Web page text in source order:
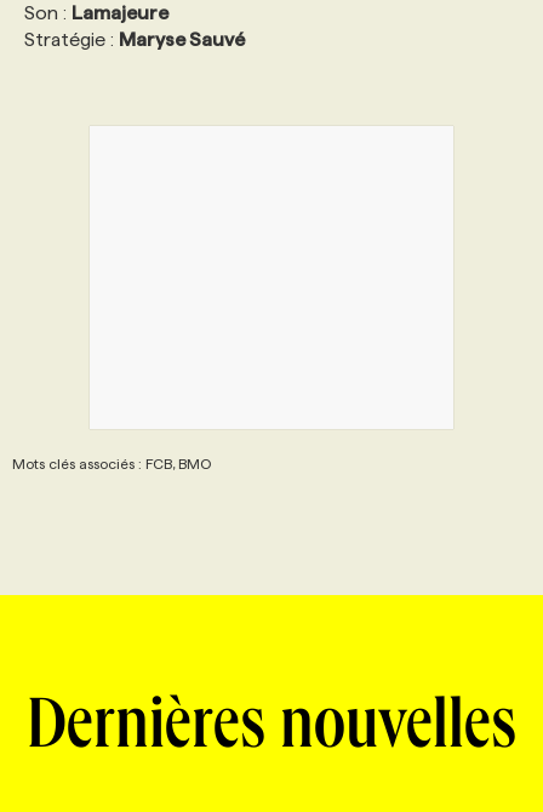
Son : Lamajeure
Stratégie : Maryse Sauvé
Mots clés associés : FCB, BMO
Dernières nouvelles